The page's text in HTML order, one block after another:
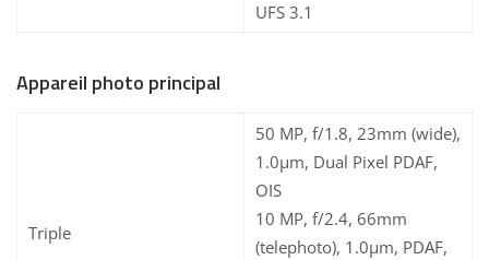
UFS 3.1
Appareil photo principal
Triple
50 MP, f/1.8, 23mm (wide),
1.0µm, Dual Pixel PDAF,
OIS
10 MP, f/2.4, 66mm
(telephoto), 1.0µm, PDAF,